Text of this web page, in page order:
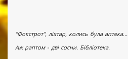
"Фокстрот", ліхтар, колись була аптека...
Аж раптом - дві сосни. Бібліотека.